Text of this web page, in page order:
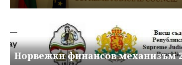
Норвежки финансов механизъм